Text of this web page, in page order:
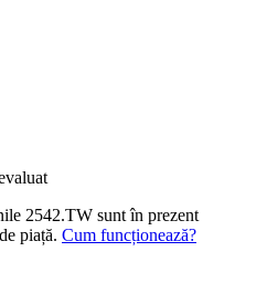
2542.TW sunt în prezent
piață. Cum funcționează?